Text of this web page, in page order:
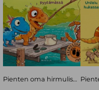
Pienten oma hirmuliskojengi : Rapuja pyytämässä